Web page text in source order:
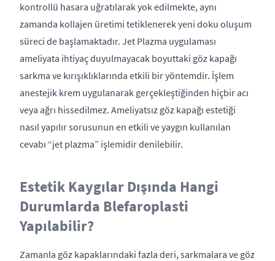
kontrollü hasara uğratılarak yok edilmekte, aynı
zamanda kollajen üretimi tetiklenerek yeni doku oluşum
süreci de başlamaktadır. Jet Plazma uygulaması
ameliyata ihtiyaç duyulmayacak boyuttaki göz kapağı
sarkma ve kırışıklıklarında etkili bir yöntemdir. İşlem
anestejik krem uygulanarak gerçekleştiğinden hiçbir acı
veya ağrı hissedilmez. Ameliyatsız göz kapağı estetiği
nasıl yapılır sorusunun en etkili ve yaygın kullanılan
cevabı “jet plazma” işlemidir denilebilir.
Estetik Kaygılar Dışında Hangi
Durumlarda Blefaroplasti
Yapılabilir?
Zamanla göz kapaklarındaki fazla deri, sarkmalara ve göz